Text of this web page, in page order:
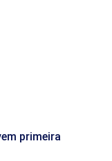
primeira